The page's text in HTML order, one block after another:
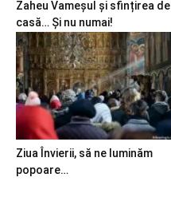
Zaheu Vameșul și sfințirea de
casă… Și nu numai!
Ziua Învierii, să ne luminăm
popoare…